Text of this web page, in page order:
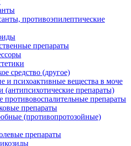
противоэпилептические
препараты
средство (другое)
и психоактивные вещества в моче
(антипсихотические препараты)
противовоспалительные препараты
препараты
(противопротозойные)
препараты